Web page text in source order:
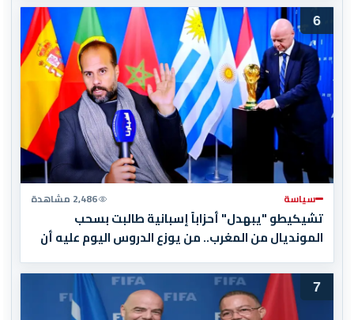
6
سياسة 2,486 مشاهدة
تشيكيطو "يبهدل" أحزاباً إسبانية طالبت بسحب
المونديال من المغرب.. من يوزع الدروس اليوم عليه أن
7